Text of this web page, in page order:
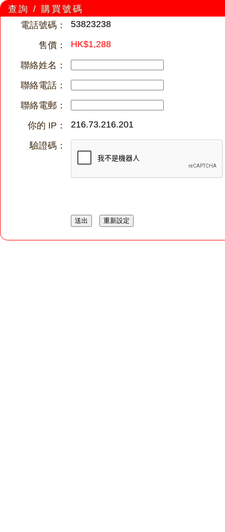
查詢 / 購買號碼
電話號碼：
53823238
售價： HK$1,288
聯絡姓名：
聯絡電話：
聯絡電郵：
你的 IP：
216.73.216.201
驗證碼：